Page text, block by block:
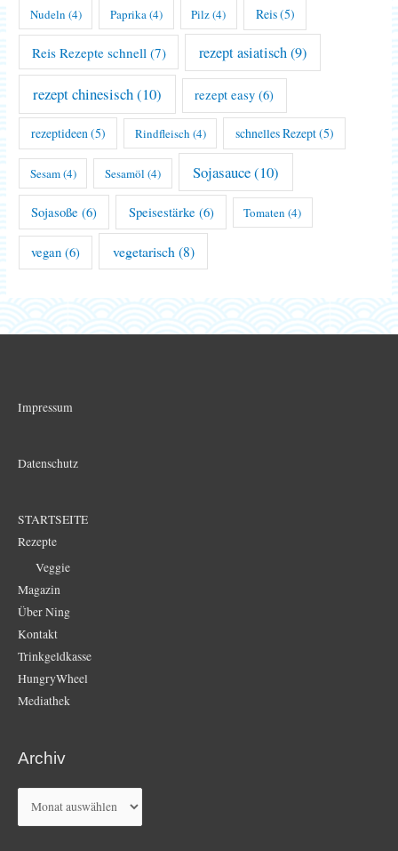
Nudeln (4) Paprika(4) Pilz(4) Reis(5)
Reis Rezepte schnell (7) rezept asiatisch(9)
rezept chinesisch(10) rezept easy (6)
rezeptideen (5) Rindfleisch (4) schnelles Rezept(5)
Sesam(4) Sesamöl (4) Sojasauce(10)
Sojasoße (6) Speisestärke (6) Tomaten (4)
vegan (6) vegetarisch (8)
Impressum
Datenschutz
STARTSEITE
Rezepte
Veggie
Magazin
Über Ning
Kontakt
Trinkgeldkasse
HungryWheel
Mediathek
Archiv